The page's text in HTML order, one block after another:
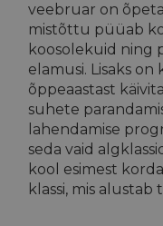
veebruar on
mistõttu püüab
koosolekuid ning
elamusi. Lisaks
õppeaastast
suhete
lahendamise
seda vaid
kool esimest
klassi, mis alustab